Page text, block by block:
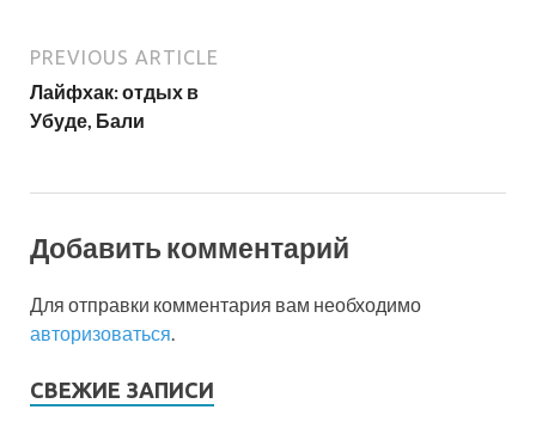
PREVIOUS ARTICLE
Лайфхак: отдых в
Убуде, Бали
Добавить комментарий
Для отправки комментария вам необходимо
авторизоваться
СВЕЖИЕ ЗАПИСИ